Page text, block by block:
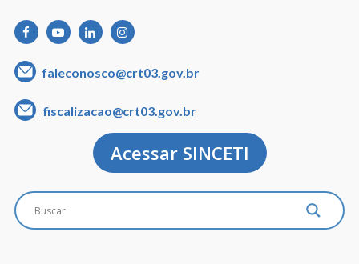
faleconosco@crt03.gov.br
fiscalizacao@crt03.gov.br
Acessar SINCETI